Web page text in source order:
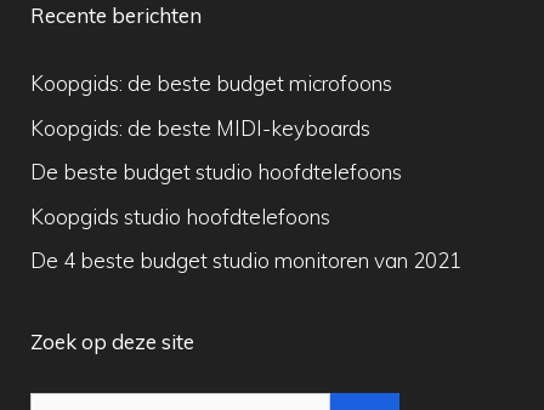
Recente berichten
Koopgids: de beste budget microfoons
Koopgids: de beste MIDI-keyboards
De beste budget studio hoofdtelefoons
Koopgids studio hoofdtelefoons
De 4 beste budget studio monitoren van 2021
Zoek op deze site